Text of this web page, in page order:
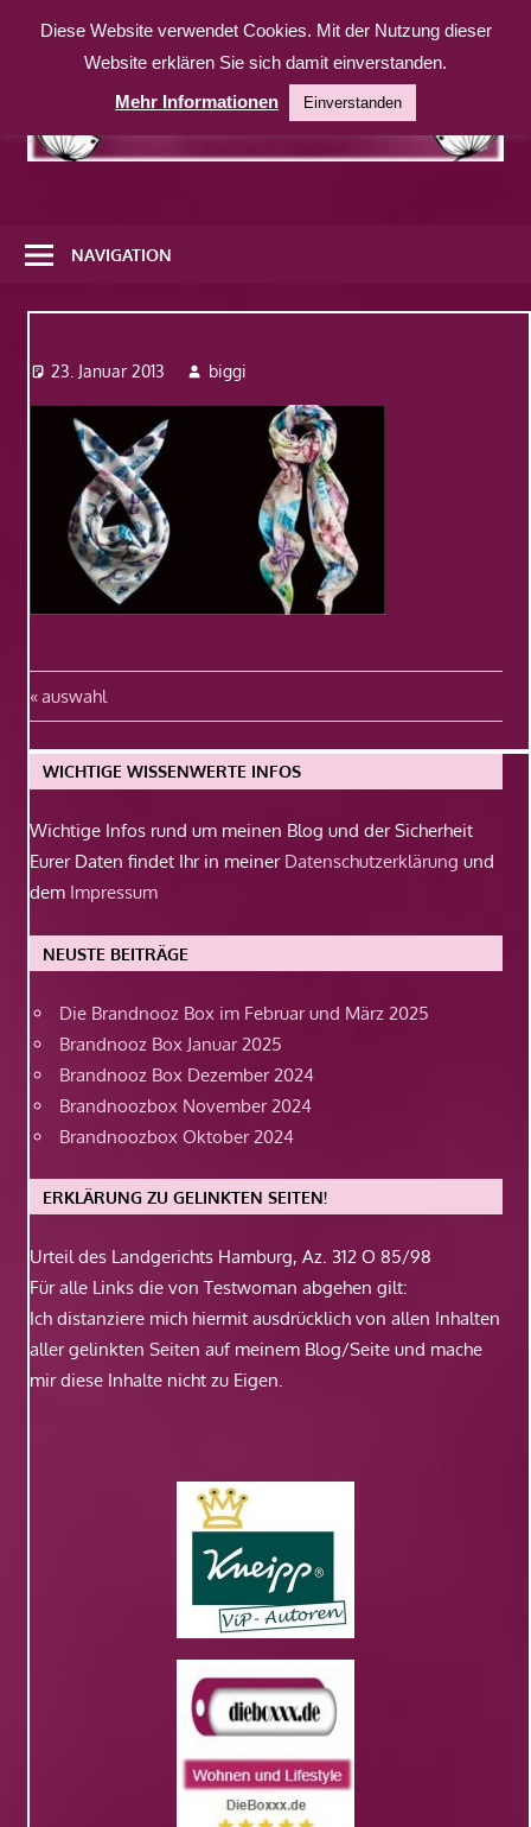
Inhalt
weitere
Website
NAVIGATION
23. Januar 2013 biggi
Beitragsnavigation
Vorheriger
Beitrag:
auswahl
WICHTIGE WISSENWERTE INFOS
Wichtige Infos rund um meinen Blog und der Sicherheit
Eurer Daten findet Ihr in meiner Datenschutzerklärung und
dem Impressum
NEUSTE BEITRÄGE
Die Brandnooz Box im Februar und März 2025
Brandnooz Box Januar 2025
Brandnooz Box Dezember 2024
Brandnoozbox November 2024
Brandnoozbox Oktober 2024
ERKLÄRUNG ZU GELINKTEN SEITEN!
Urteil des Landgerichts Hamburg, Az. 312 O 85/98
Für alle Links die von Testwoman abgehen gilt:
Ich distanziere mich hiermit ausdrücklich von allen Inhalten
aller gelinkten Seiten auf meinem Blog/Seite und mache
mir diese Inhalte nicht zu Eigen.
Diese Website verwendet Cookies. Mit der Nutzung dieser
Website erklären Sie sich damit einverstanden.
Mehr Informationen
Einverstanden